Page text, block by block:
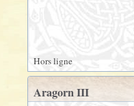
Hors ligne
Aragorn III